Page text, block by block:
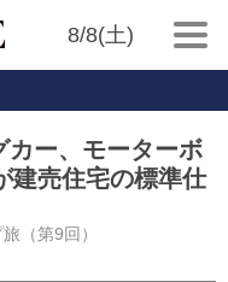
8/8(土)
カー、モーターボ
建売住宅の標準仕
（第9回）